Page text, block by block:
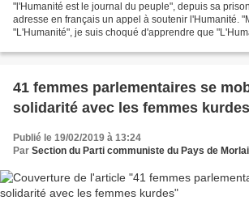
"l'Humanité est le journal du peuple", depuis sa
adresse en français un appel à soutenir l'Humanité.
"L'Humanité", je suis choqué d'apprendre que
41 femmes parlementaires se
solidarité avec les femmes kurdes
Publié le 19/02/2019 à 13:24
Par Section du Parti communiste du Pays de